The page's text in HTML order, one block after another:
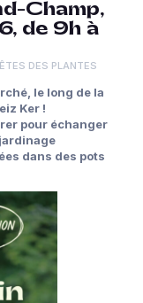
Champ,
de 9h à
DES PLANTES
le long de la
Ker !
pour échanger
dans des pots